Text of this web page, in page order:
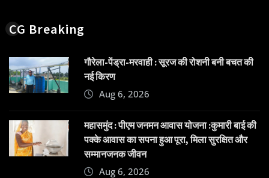
CG Breaking
गौरेला-पेंड्रा-मरवाही : सूरज की रोशनी बनी बचत की
नई किरण
Aug 6, 2026
महासमुंद : पीएम जनमन आवास योजना :कुमारी बाई की
पक्के आवास का सपना हुआ पूरा, मिला सुरक्षित और
सम्मानजनक जीवन
Aug 6, 2026